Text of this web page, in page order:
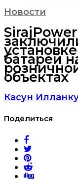
Новости
батарей
объектах
Касун
Поделиться